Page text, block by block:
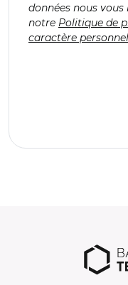
données nous
notre Politique de
caractère